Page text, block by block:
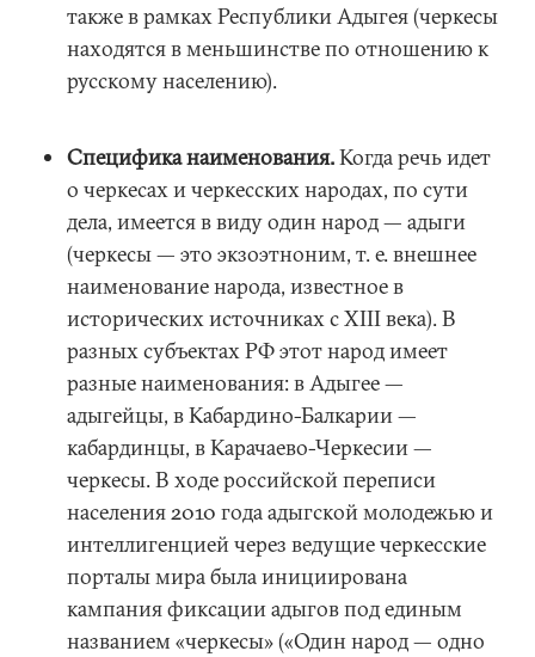
также в рамках Республики Адыгея (черкесы
находятся в меньшинстве по отношению к
русскому населению).
Специфика наименования.Когда речь идет
о черкесах и черкесских народах, по сути
дела, имеется в виду один народ — адыги
(черкесы — это экзоэтноним, т. е. внешнее
наименование народа, известное в
исторических источниках с XIII века). В
разных субъектах РФ этот народ имеет
разные наименования: в Адыгее —
адыгейцы, в Кабардино-Балкарии —
кабардинцы, в Карачаево-Черкесии —
черкесы. В ходе российской переписи
населения 2010 года адыгской молодежью и
интеллигенцией через ведущие черкесские
порталы мира была инициирована
кампания фиксации адыгов под единым
названием «черкесы» («Один народ — одно